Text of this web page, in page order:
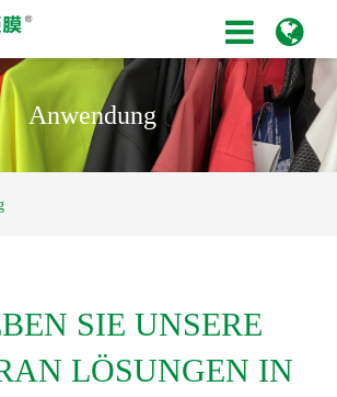
Anwendung
SIE UNSERE
LÖSUNGEN IN